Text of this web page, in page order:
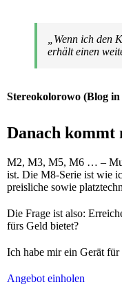
„Wenn ich den
erhält einen
Stereokolorowo (Blog in
Danach
M2, M3, M5, M6 … –
ist. Die M8-Serie ist wie
preisliche sowie
Die Frage ist also:
fürs Geld bietet?
Ich habe mir ein Gerät
Angebot einholen